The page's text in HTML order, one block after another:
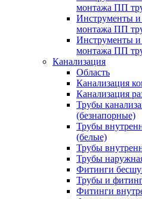
монтажа ПП
Инструменты
монтажа ПП
Инструменты
монтажа ПП
Канализация
Область
Канализация
Канализация
Трубы
(безнапорные)
Трубы
(белые)
Трубы
Трубы
Фитинги
Трубы и
Фитинги